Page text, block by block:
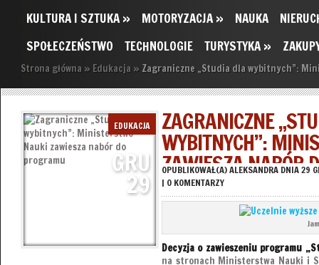
KULTURA I SZTUKA » MOTORYZACJA » NAUKA
SPOŁECZEŃSTWO
TECHNOLOGIE TURYSTYKA »
Strona główna » Edukacja » Zagraniczne „Studia dla wybitnych”:
EDUKACJA
GRU
29
ZAGRANICZNE
WYBITNYCH”:
ZAWIESZA NABÓR
OPUBLIKOWAŁ(A)ALEKSANDRADNIA 29
| 0 KOMENTARZY
Decyzja o zawieszeniu programu
na stronach Ministerstwa Nauki i